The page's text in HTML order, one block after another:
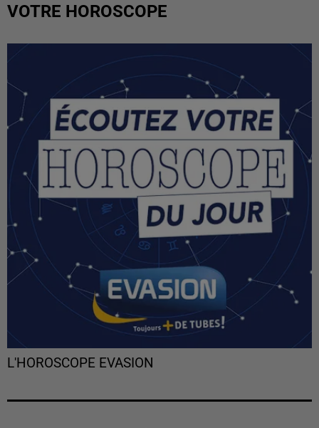
VOTRE HOROSCOPE
L'HOROSCOPE EVASION